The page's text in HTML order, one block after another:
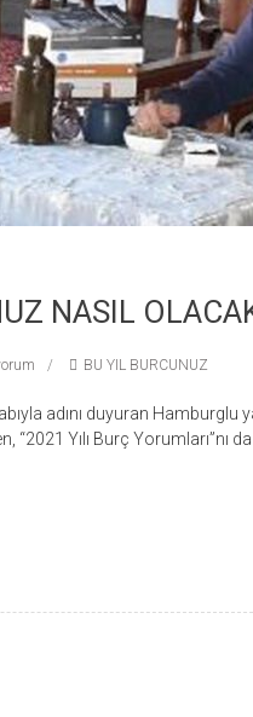
NASIL
BU YIL BURCUNUZ
adını duyuran
“2021 Yılı Burç Yorumları”nı